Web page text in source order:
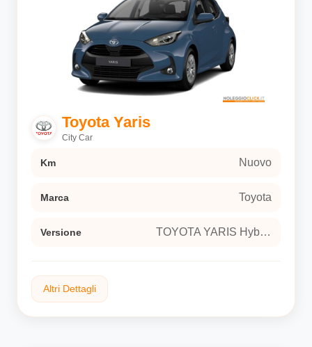
Toyota Yaris
City Car
Km Nuovo
Marca Toyota
Versione TOYOTA YARIS Hybrid 115 Icon Hatchback 5-door (Euro 6E)
Altri Dettagli
Super White pastello
Tessuto nero
TOYOTA YARIS Hybrid 115 Icon Hatchback 5-
door (Euro 6E)